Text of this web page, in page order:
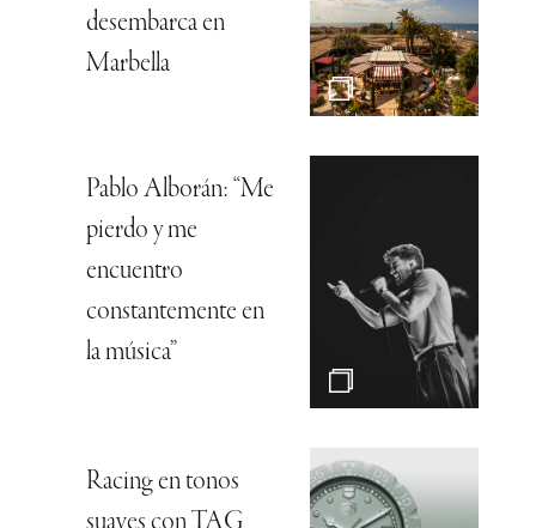
desembarca en
Marbella
Pablo Alborán: “Me
pierdo y me
encuentro
constantemente en
la música”
Racing en tonos